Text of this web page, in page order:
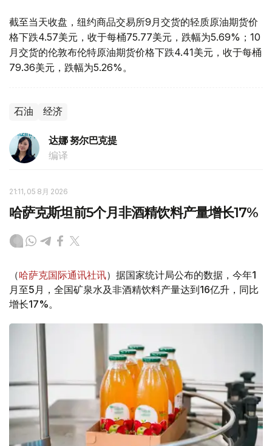
截至当天收盘，纽约商品交易所9月交货的轻质原油期货价
格下跌4.57美元，收于每桶75.77美元，跌幅为5.69%；10
月交货的伦敦布伦特原油期货价格下跌4.41美元，收于每桶
79.36美元，跌幅为5.26%。
石油 经济
达娜 努尔巴克提
编译
21:11, 05 8月 2026
哈萨克斯坦前5个月非酒精饮料产量增长17%
（哈萨克国际通讯社讯）据国家统计局公布的数据，今年1
月至5月，全国矿泉水及非酒精饮料产量达到16亿升，同比
增长17%。